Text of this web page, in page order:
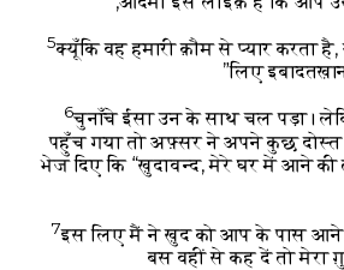
5क्यूँकि वह हमारी क़ौम से प्यार करता
लिए
6चुनाँचे ईसा उन के साथ चल पड़ा।
पहुँच गया तो अफ़्सर ने अपने कुछ
भेज दिए कि “ख़ुदावन्द, मेरे घर में आने
7इस लिए मैं ने ख़ुद को आप के पास आने
बस वहीं से कह दें तो मेरा